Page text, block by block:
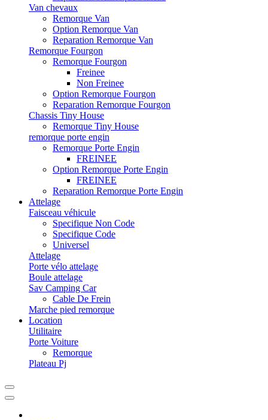
Van chevaux
Remorque Van
Option Remorque Van
Reparation Remorque Van
Remorque Fourgon
Remorque Fourgon
Freinee
Non Freinee
Option Remorque Fourgon
Reparation Remorque Fourgon
Chassis Tiny House
Remorque Tiny House
remorque porte engin
Remorque Porte Engin
FREINEE
Option Remorque Porte Engin
FREINEE
Reparation Remorque Porte Engin
Attelage
Faisceau véhicule
Specifique Non Code
Specifique Code
Universel
Attelage
Porte vélo attelage
Boule attelage
Sav Camping Car
Cable De Frein
Marche pied remorque
Location
Utilitaire
Porte Voiture
Remorque
Plateau Pj